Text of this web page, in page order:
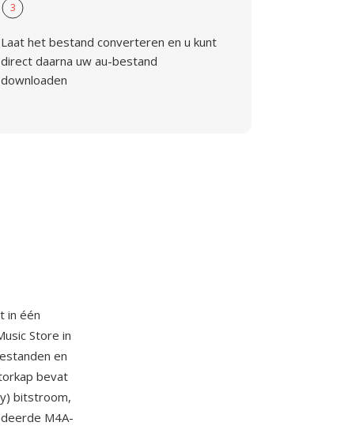
3
Laat het bestand converteren en u kunt
direct daarna uw au-bestand
downloaden
in één
Store in
en
bevat
bitstroom,
M4A-